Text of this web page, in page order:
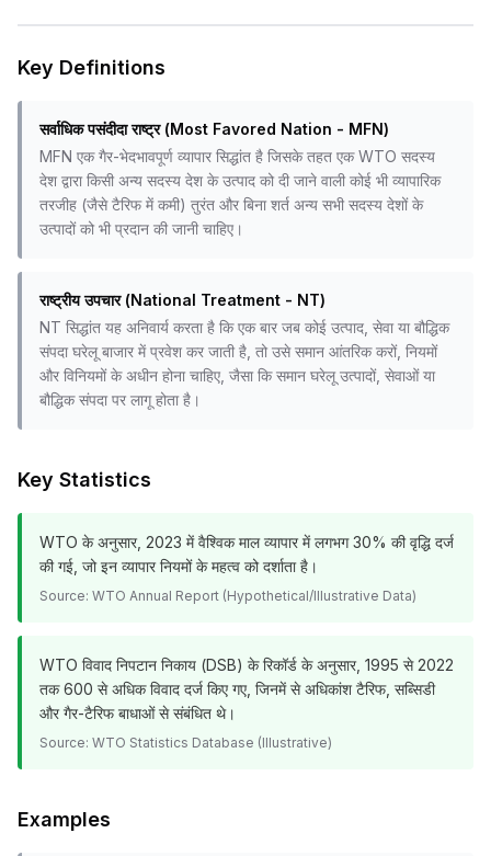
Key Definitions
सर्वाधिक पसंदीदा राष्ट्र (Most Favored Nation - MFN)
MFN एक गैर-भेदभावपूर्ण व्यापार सिद्धांत है जिसके तहत एक WTO सदस्य
देश द्वारा किसी अन्य सदस्य देश के उत्पाद को दी जाने वाली कोई भी व्यापारिक
तरजीह (जैसे टैरिफ में कमी) तुरंत और बिना शर्त अन्य सभी सदस्य देशों के
उत्पादों को भी प्रदान की जानी चाहिए।
राष्ट्रीय उपचार (National Treatment - NT)
NT सिद्धांत यह अनिवार्य करता है कि एक बार जब कोई उत्पाद, सेवा या बौद्धिक
संपदा घरेलू बाजार में प्रवेश कर जाती है, तो उसे समान आंतरिक करों, नियमों
और विनियमों के अधीन होना चाहिए, जैसा कि समान घरेलू उत्पादों, सेवाओं या
बौद्धिक संपदा पर लागू होता है।
Key Statistics
WTO के अनुसार, 2023 में वैश्विक माल व्यापार में लगभग 30% की वृद्धि दर्ज
की गई, जो इन व्यापार नियमों के महत्व को दर्शाता है।
Source: WTO Annual Report (Hypothetical/Illustrative Data)
WTO विवाद निपटान निकाय (DSB) के रिकॉर्ड के अनुसार, 1995 से 2022
तक 600 से अधिक विवाद दर्ज किए गए, जिनमें से अधिकांश टैरिफ, सब्सिडी
और गैर-टैरिफ बाधाओं से संबंधित थे।
Source: WTO Statistics Database (Illustrative)
Examples